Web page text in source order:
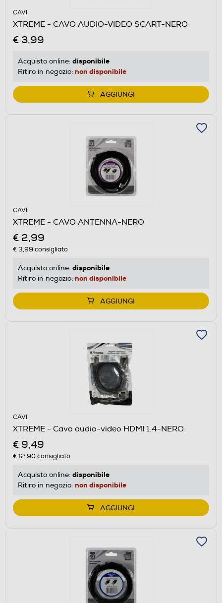
CAVI
XTREME - CAVO AUDIO-VIDEO SCART-NERO
€ 3,99
Acquisto online: disponibile
Ritiro in negozio: non disponibile
AGGIUNGI
CAVI
XTREME - CAVO ANTENNA-NERO
€ 2,99
€ 3,99 consigliato
Acquisto online: disponibile
Ritiro in negozio: non disponibile
AGGIUNGI
CAVI
XTREME - Cavo audio-video HDMI 1.4-NERO
€ 9,49
€ 12,90consigliato
Acquisto online: disponibile
Ritiro in negozio: non disponibile
AGGIUNGI